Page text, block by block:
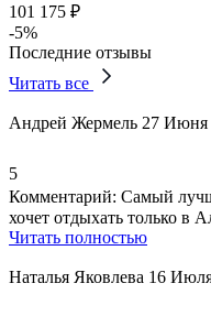
101 175 ₽
-5%
Последние отзывы
Читать все
Андрей Жермель 27 Июня
5
Комментарий: Самый
хочет отдыхать только в
Читать полностью
Наталья Яковлева 16